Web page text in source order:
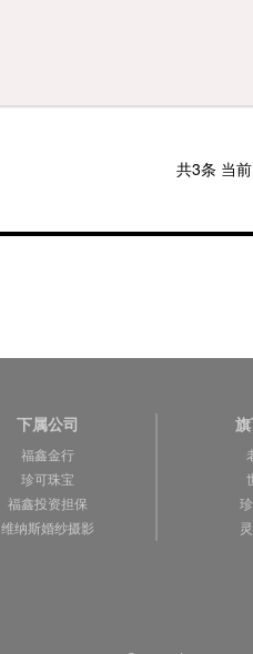
共3条 当
下属公司
福鑫金行
珍可珠宝
福鑫投资担保
维纳斯婚纱摄影